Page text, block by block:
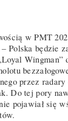
w PMT
Polska będzie
Wingman”
przez radary
Do tej pory
pojawiał się